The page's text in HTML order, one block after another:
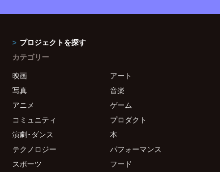
プロジェクトを探す
カテゴリー
映画
アート
写真
音楽
アニメ
ゲーム
コミュニティ
プロダクト
演劇・ダンス
本
テクノロジー
パフォーマンス
スポーツ
フード